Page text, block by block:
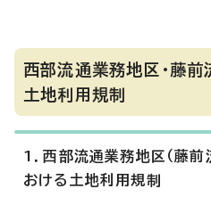
西部流通業務地区・藤
土地利用規制
1．西部流通業務地区（藤前
おける土地利用規制